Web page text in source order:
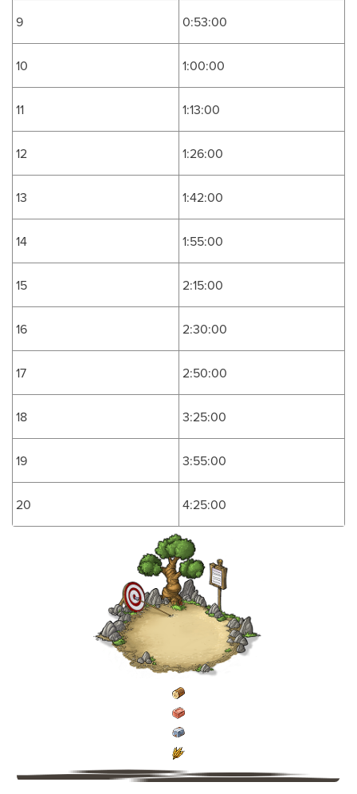
9 0:53:00
10 1:00:00
11 1:13:00
12 1:26:00
13 1:42:00
14 1:55:00
15 2:15:00
16 2:30:00
17 2:50:00
18 3:25:00
19 3:55:00
20 4:25:00